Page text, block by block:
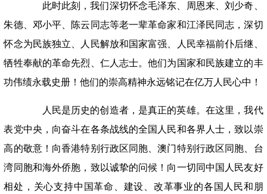
此时此刻，我们深切怀念毛泽东、周恩来、刘少奇、
朱德、邓小平、陈云同志等老一辈革命家和江泽民同志，深切
怀念为民族独立、人民解放和国家富强、人民幸福前仆后继、
牺牲奉献的革命先烈、仁人志士。他们为国家和民族建立的丰
功伟绩永载史册！他们的崇高精神永远铭记在亿万人民心中！
人民是历史的创造者，是真正的英雄。在这里，我代
表党中央，向奋斗在各条战线的全国人民和各界人士，致以崇
高的敬意！向香港特别行政区同胞、澳门特别行政区同胞、台
湾同胞和海外侨胞，致以诚挚的问候！向一切同中国人民友好
相处，关心支持中国革命、建设、改革事业的各国人民和朋